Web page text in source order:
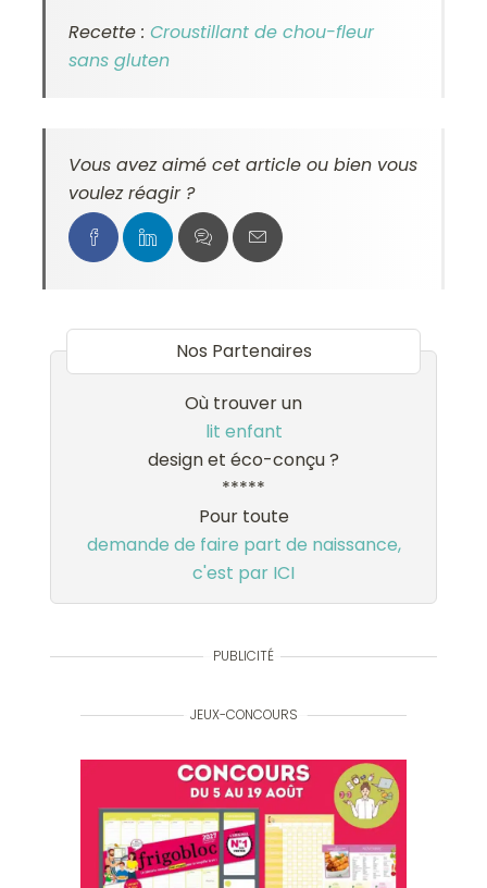
Recette :Croustillant de chou-fleur
sans gluten
Vous avez aimé cet article ou bien vous
voulez réagir ?
Nos Partenaires
Où trouver un
lit enfant
design et éco-conçu ?
*****
Pour toute
demande de faire part de naissance,
c'est par ICI
PUBLICITÉ
JEUX-CONCOURS